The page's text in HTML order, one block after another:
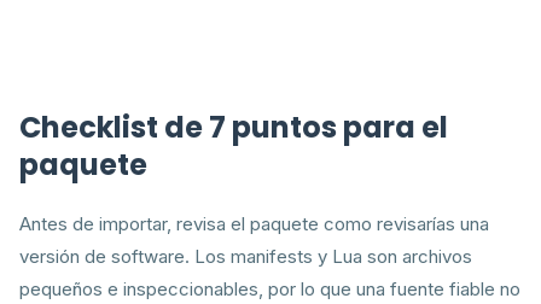
Checklist de 7 puntos para el
paquete
Antes de importar, revisa el paquete como revisarías una
versión de software. Los manifests y Lua son archivos
pequeños e inspeccionables, por lo que una fuente fiable no